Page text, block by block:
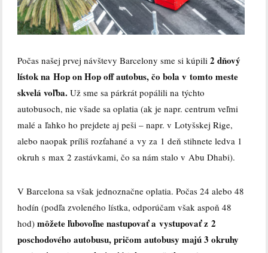
Počas našej prvej návštevy Barcelony sme si kúpili2 dňový
lístok na Hop on Hop off autobus, čo bola v tomto meste
skvelá voľba. Už sme sa párkrát popálili na týchto
autobusoch, nie všade sa oplatia (ak je napr. centrum veľmi
malé a ľahko ho prejdete aj peši – napr. v Lotyšskej Rige,
alebo naopak príliš rozťahané a vy za 1 deň stihnete ledva 1
okruh s max 2 zastávkami, čo sa nám stalo v Abu Dhabi).
V Barcelona sa však jednoznačne oplatia. Počas 24 alebo 48
hodín (podľa zvoleného lístka, odporúčam však aspoň 48
hod)môžete ľubovoľne nastupovať a vystupovať z 2
poschodového autobusu, pričom autobusy majú 3 okruhy